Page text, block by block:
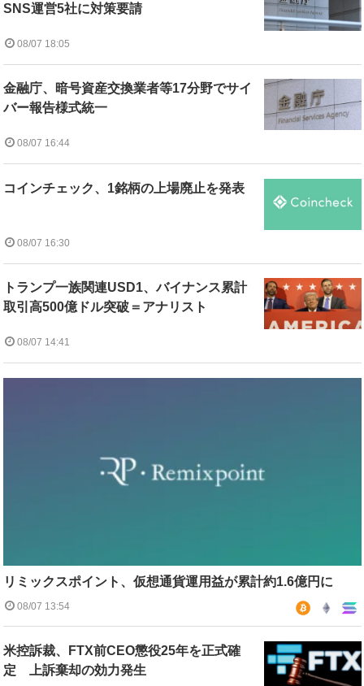
SNS運営5社に対策要請
08/07 18:05
金融庁、暗号資産交換業者等17分野でサイ
バー報告様式統一
08/07 16:44
コインチェック、1銘柄の上場廃止を発表
08/07 16:30
トランプ一族関連USD1、バイナンス累計
取引高500億ドル突破＝アナリスト
08/07 14:41
リミックスポイント、仮想通貨運用益が累計約1.6億円に
08/07 13:54
米控訴裁、FTX前CEO懲役25年を正式確
定 上訴棄却の効力発生